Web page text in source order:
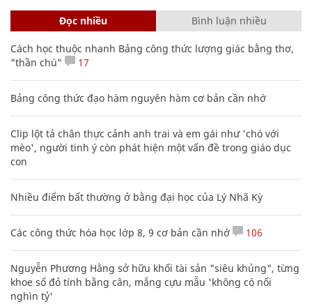
Đọc nhiều Bình luận nhiều
Cách học thuộc nhanh Bảng công thức lượng giác bằng thơ,
"thần chú"
17
Bảng công thức đạo hàm nguyên hàm cơ bản cần nhớ
Clip lột tả chân thực cảnh anh trai và em gái như 'chó với
mèo', người tinh ý còn phát hiện một vấn đề trong giáo dục
con
Nhiều điểm bất thường ở bằng đại học của Lý Nhã Kỳ
Các công thức hóa học lớp 8, 9 cơ bản cần nhớ 106
Nguyễn Phương Hằng sở hữu khối tài sản "siêu khủng", từng
khoe sổ đỏ tính bằng cân, mắng cựu mẫu 'không có nổi
nghìn tỷ'